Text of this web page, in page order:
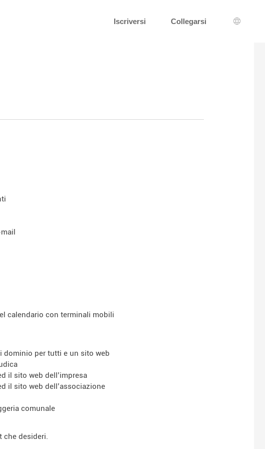
Iscriversi Collegarsi
Scelta
calendario con terminali mobili
dominio per tutti e un sito web
il sito web dell’impresa
il sito web dell’associazione
comunale
che desideri.